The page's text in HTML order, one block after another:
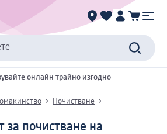
онлайн трайно изгодно
Почистване
за почистване на